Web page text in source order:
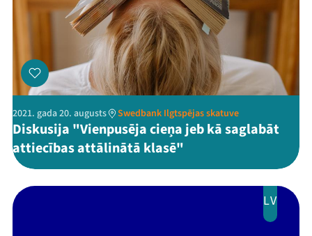
2021. gada 20. augusts Swedbank Ilgtspējas skatuve
Diskusija "Vienpusēja cieņa jeb kā saglabāt
attiecības attālinātā klasē"
LV